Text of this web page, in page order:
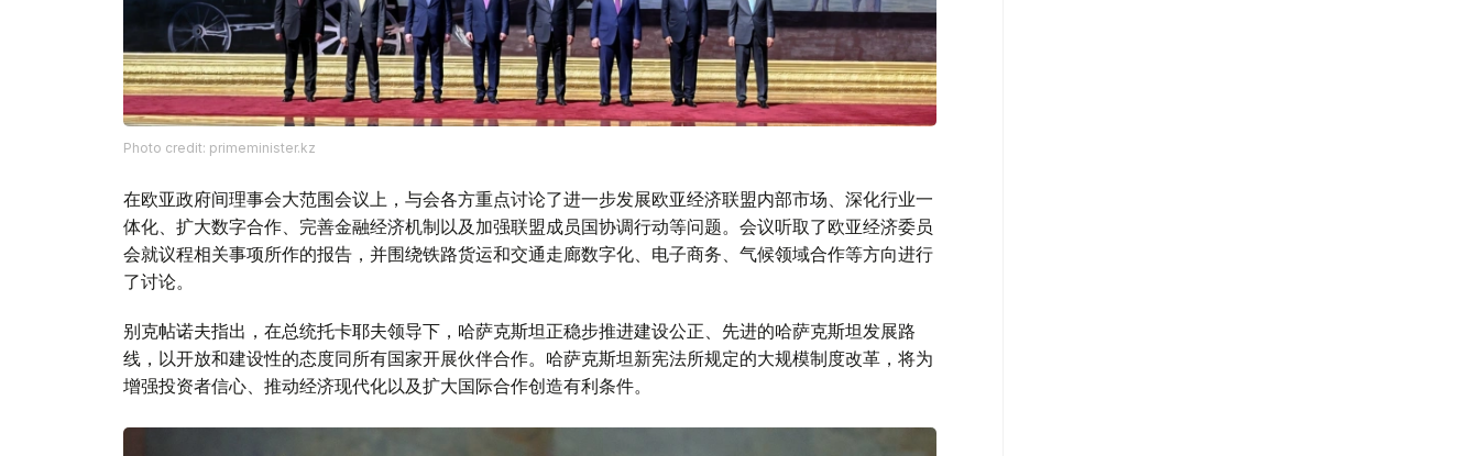
Photo credit: primeminister.kz
在欧亚政府间理事会大范围会议上，与会各方重点讨论了进一步发展欧亚经济联盟内部市场、深化行业一
体化、扩大数字合作、完善金融经济机制以及加强联盟成员国协调行动等问题。会议听取了欧亚经济委员
会就议程相关事项所作的报告，并围绕铁路货运和交通走廊数字化、电子商务、气候领域合作等方向进行
了讨论。
别克帖诺夫指出，在总统托卡耶夫领导下，哈萨克斯坦正稳步推进建设公正、先进的哈萨克斯坦发展路
线，以开放和建设性的态度同所有国家开展伙伴合作。哈萨克斯坦新宪法所规定的大规模制度改革，将为
增强投资者信心、推动经济现代化以及扩大国际合作创造有利条件。